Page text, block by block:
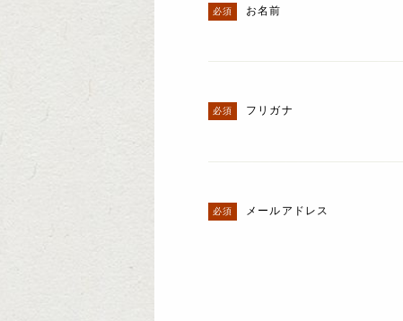
お名前
フリガナ
メールアドレス